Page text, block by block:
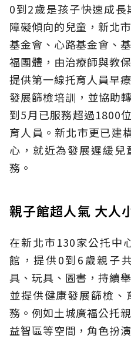
0到2歲是孩子快速成
障礙傾向的兒童，新北
基金會、心路基金會、
福團體，由治療師與教
提供第一線托育人員早
發展篩檢培訓，並協助
到5月已服務超過1800
育人員。新北市更已建
心，就近為發展遲緩兒
務。
親子館超人氣 大人
在新北市130家公托中
館，提供0到6歲親子
具、玩具、圖書，持續
並提供健康發展篩檢
務。例如土城廣福公托
益智區等空間，角色扮